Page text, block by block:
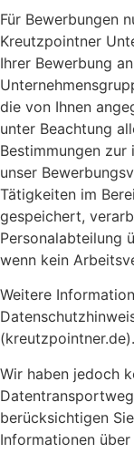
Für Bewerbungen
Kreutzpointner
Ihrer Bewerbung
die von Ihnen
unter Beachtung
Bestimmungen zur
unser
Tätigkeiten im
gespeichert,
Personalabteilung
wenn kein
Weitere
(kreutzpointner.de).
Wir haben jedoch
berücksichtigen
Informationen